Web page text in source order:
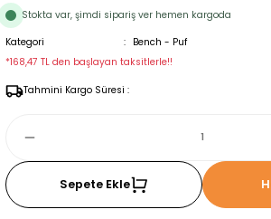
Stokta var, şimdi sipariş ver hemen kargoda
Kategori
Bench - Puf
*168,47 TL den başlayan taksitlerle!!
Tahmini Kargo Süresi :
Sepete Ekle